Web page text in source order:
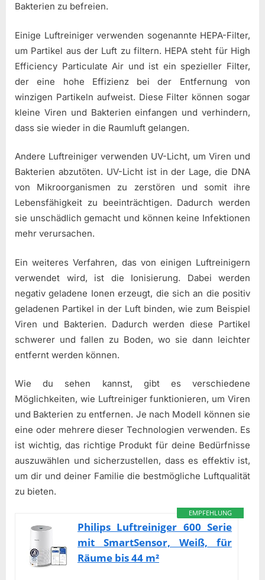
Bakterien zu befreien.
Einige Luftreiniger verwenden sogenannte HEPA-Filter,
um Partikel aus der Luft zu filtern. HEPA steht für High
Efficiency Particulate Air und ist ein spezieller Filter,
der eine hohe Effizienz bei der Entfernung von
winzigen Partikeln aufweist. Diese Filter können sogar
kleine Viren und Bakterien einfangen und verhindern,
dass sie wieder in die Raumluft gelangen.
Andere Luftreiniger verwenden UV-Licht, um Viren und
Bakterien abzutöten. UV-Licht ist in der Lage, die DNA
von Mikroorganismen zu zerstören und somit ihre
Lebensfähigkeit zu beeinträchtigen. Dadurch werden
sie unschädlich gemacht und können keine Infektionen
mehr verursachen.
Ein weiteres Verfahren, das von einigen Luftreinigern
verwendet wird, ist die Ionisierung. Dabei werden
negativ geladene Ionen erzeugt, die sich an die positiv
geladenen Partikel in der Luft binden, wie zum Beispiel
Viren und Bakterien. Dadurch werden diese Partikel
schwerer und fallen zu Boden, wo sie dann leichter
entfernt werden können.
Wie du sehen kannst, gibt es verschiedene
Möglichkeiten, wie Luftreiniger funktionieren, um Viren
und Bakterien zu entfernen. Je nach Modell können sie
eine oder mehrere dieser Technologien verwenden. Es
ist wichtig, das richtige Produkt für deine Bedürfnisse
auszuwählen und sicherzustellen, dass es effektiv ist,
um dir und deiner Familie die bestmögliche Luftqualität
zu bieten.
EMPFEHLUNG
Philips Luftreiniger 600 Serie
mit SmartSensor, Weiß, für
Räume bis 44 m²